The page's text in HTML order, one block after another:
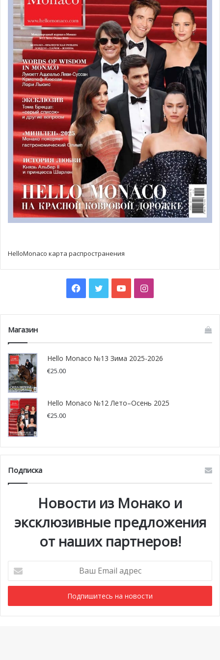
Театр, где посмотрели совместное выступление трупп
Большого театра и Балета Монте-Карло. Принцесса
Шарлин дала мастер-класс российским детям по
плаванию в спортивном комплексе «Олимпийский», а
Принц Альберт II, активный участник олимпийского
движения, не только принял участие в эстафете
олимпийского огня, но и пообещал приехать с женой на
Олимпиаду в Сочи.
В.В.Путин, в свою очередь, принял приглашение главы
Княжества и сказал, что с удовольствием посетит
Монако в ближайшем будущем.
HelloMonaco карта распространения
Facebook
TwitterYouTubeInstagram
Магазин
Hello Monaco №13 Зима 2025-2026
€25.00
Hello Monaco №12 Лето–Осень 2025
€25.00
Подписка
Новости из Монако и
эксклюзивные предложения
от наших партнеров!
Email
адрес